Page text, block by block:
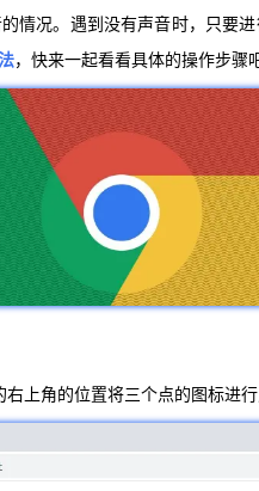
情况。遇到没有声音时，只要
，快来一起看看具体的操作步骤
上角的位置将三个点的图标进行